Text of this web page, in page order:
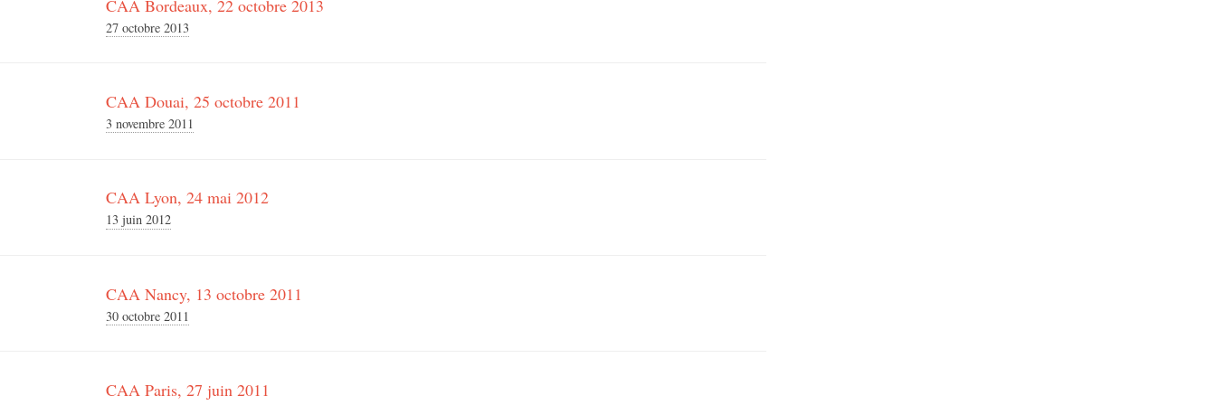
CAA Bordeaux, 22 octobre 2013
27 octobre 2013
CAA Douai, 25 octobre 2011
3 novembre 2011
CAA Lyon, 24 mai 2012
13 juin 2012
CAA Nancy, 13 octobre 2011
30 octobre 2011
CAA Paris, 27 juin 2011